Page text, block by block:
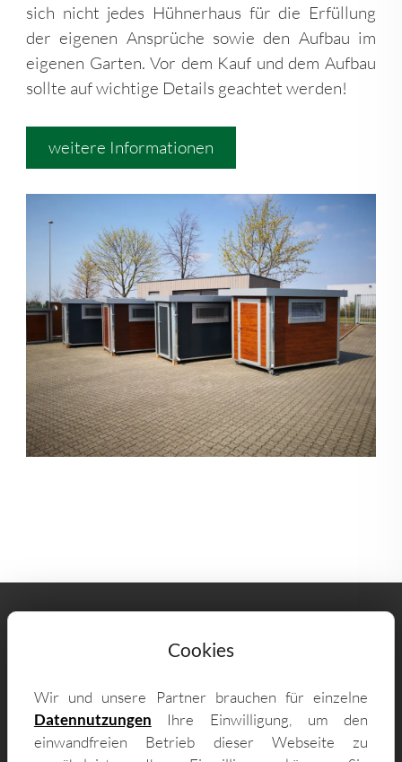
sich nicht jedes Hühnerhaus für die Erfüllung
der eigenen Ansprüche sowie den Aufbau im
eigenen Garten. Vor dem Kauf und dem Aufbau
sollte auf wichtige Details geachtet werden!
weitere Informationen
GO ISO - Online-Fachhandel für
mobile Hühnerställe mit Lieferung in
Cookies
Wir und unsere Partner brauchen für einzelne
Datennutzungen Ihre Einwilligung, um den
einwandfreien Betrieb dieser Webseite zu